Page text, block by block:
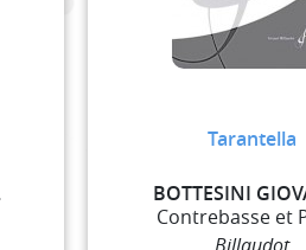
Tarantella
BOTTESINI
Contrebasse et
Billaudot